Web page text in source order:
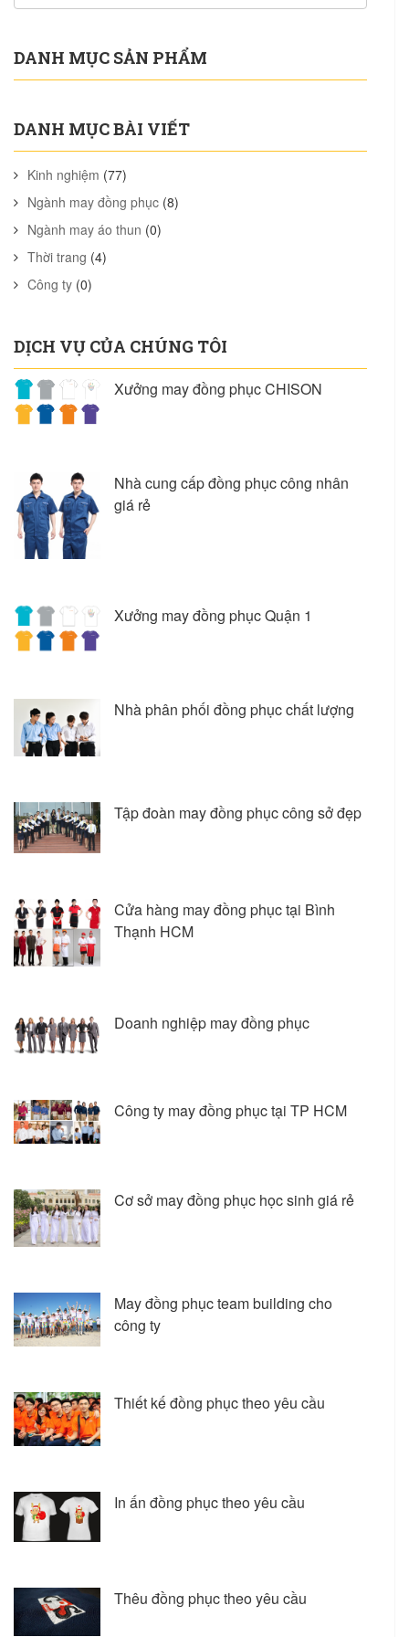
DANH MỤC SẢN PHẨM
DANH MỤC BÀI VIẾT
Kinh nghiệm (77)
Ngành may đồng phục (8)
Ngành may áo thun (0)
Thời trang (4)
Công ty (0)
DỊCH VỤ CỦA CHÚNG TÔI
Xưởng may đồng phục CHISON
Nhà cung cấp đồng phục công nhân
giá rẻ
Xưởng may đồng phục Quận 1
Nhà phân phối đồng phục chất lượng
Tập đoàn may đồng phục công sở đẹp
Cửa hàng may đồng phục tại Bình
Thạnh HCM
Doanh nghiệp may đồng phục
Công ty may đồng phục tại TP HCM
Cơ sở may đồng phục học sinh giá rẻ
May đồng phục team building cho
công ty
Thiết kế đồng phục theo yêu cầu
In ấn đồng phục theo yêu cầu
Thêu đồng phục theo yêu cầu